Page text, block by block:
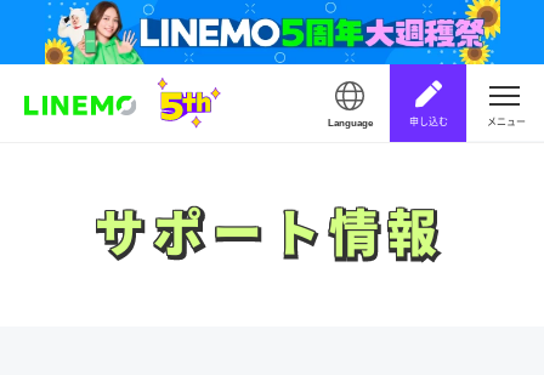
Language 申し込む メニュー
サポート情報
サポート情報